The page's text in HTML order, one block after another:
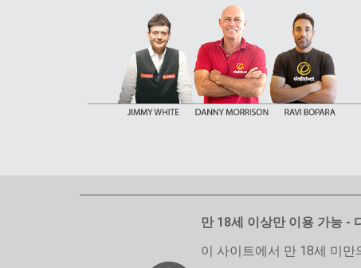
만 18세 이상만 이용 가능 -
이 사이트에서 만 18세 미